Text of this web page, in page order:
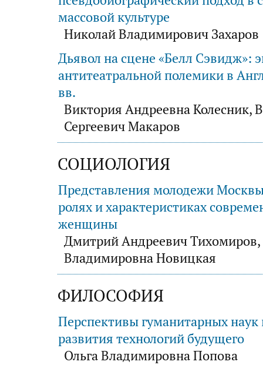
массовой культуре
Николай Владимирович Захаров
Дьявол на сцене «Белл Сэвидж»:
антитеатральной полемики в
вв.
Виктория Андреевна Колесник,
Сергеевич Макаров
СОЦИОЛОГИЯ
Представления молодежи
ролях и характеристиках
женщины
Дмитрий Андреевич Тихомиров,
Владимировна Новицкая
ФИЛОСОФИЯ
Перспективы гуманитарных наук
развития технологий будущего
Ольга Владимировна Попова